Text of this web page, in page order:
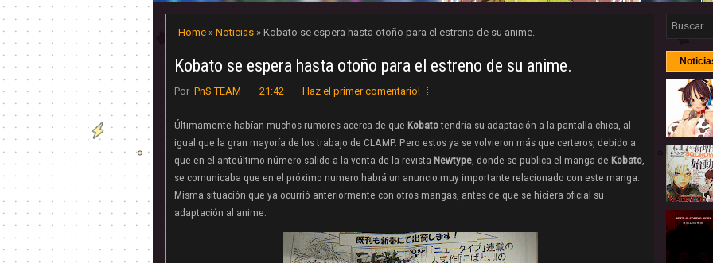
Home » Noticias » Kobato se espera hasta otoño para el estreno de su anime.
Kobato se espera hasta otoño para el estreno de su anime.
Por PnS TEAM 21:42 Haz el primer comentario!
Últimamente habían muchos rumores acerca de que Kobatotendría su adaptación a la pantalla chica, al
igual que la gran mayoría de los trabajo de CLAMP. Pero estos ya se volvieron más que certeros, debido a
que en el anteúltimo número salido a la venta de la revista Newtype, donde se publica el manga de Kobato,
se comunicaba que en el próximo numero habrá un anuncio muy importante relacionado con este manga.
Misma situación que ya ocurrió anteriormente con otros mangas, antes de que se hiciera oficial su
adaptación al anime.